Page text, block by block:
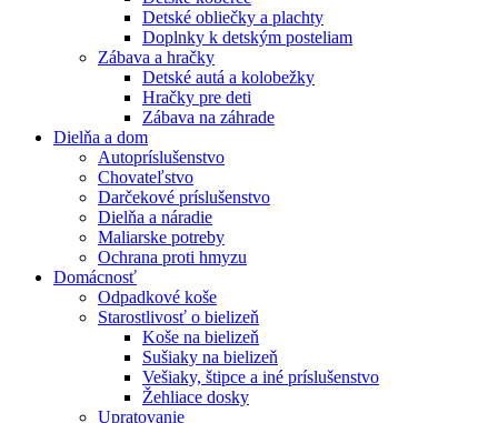
Detské obliečky a plachty
Doplnky k detským posteliam
Zábava a hračky
Detské autá a kolobežky
Hračky pre deti
Zábava na záhrade
Dielňa a dom
Autopríslušenstvo
Chovateľstvo
Darčekové príslušenstvo
Dielňa a náradie
Maliarske potreby
Ochrana proti hmyzu
Domácnosť
Odpadkové koše
Starostlivosť o bielizeň
Koše na bielizeň
Sušiaky na bielizeň
Vešiaky, štipce a iné príslušenstvo
Žehliace dosky
Upratovanie